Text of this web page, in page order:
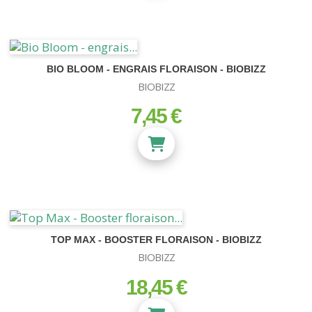
NEON-T5
Kit Turbo Neon
Tubes Néons - T5
BIO BLOOM - ENGRAIS FLORAISON - BIOBIZZ
BIOBIZZ
prix
7,45 €
TOP MAX - BOOSTER FLORAISON - BIOBIZZ
BIOBIZZ
prix
18,45 €